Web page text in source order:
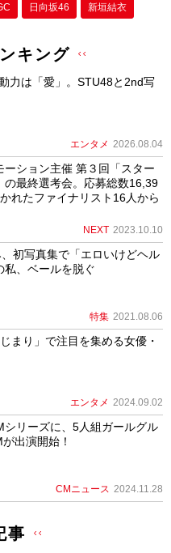
日向坂46 新垣結衣
キング
力は「愛」。STU48と2nd写
エンタメ 2026.08.04
ーション主催 第３回「スター
最終選考会。応募総数16,39
れたファイナリスト16人から
NEXT 2023.10.10
初写真集で「エロいけどヘル
私、ベールを脱ぐ
特集 2021.08.06
まり」で注目を集める女優・
エンタメ 2024.09.02
シリーズに、5人組ガールグル
出演開始！
CMニュース 2024.11.28
事